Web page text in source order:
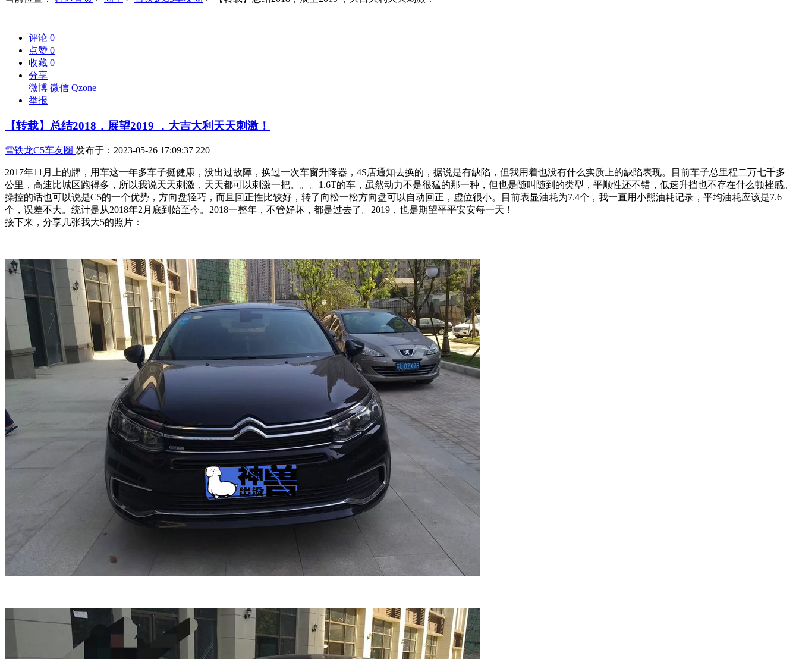
评论 0
点赞 0
收藏 0
分享
微博 微信 Qzone
举报
【转载】总结2018，展望2019 ，大吉大利天天刺激！
雪铁龙C5车友圈 发布于：2023-05-26 17:09:37 220
2017年11月上的牌，用车这一年多车子挺健康，没出过故障，换过一次车窗升降器，4S店通知去换的，据说是有缺陷，但我用着也没有什么实质上的缺陷表现。目前车子总里程二万七千多
公里，高速比城区跑得多，所以我说天天刺激，天天都可以刺激一把。。。1.6T的车，虽然动力不是很猛的那一种，但也是随叫随到的类型，平顺性还不错，低速升挡也不存在什么顿挫感。
操控的话也可以说是C5的一个优势，方向盘轻巧，而且回正性比较好，转了向松一松方向盘可以自动回正，虚位很小。目前表显油耗为7.4个，我一直用小熊油耗记录，平均油耗应该是7.6
个，误差不大。统计是从2018年2月底到始至今。2018一整年，不管好坏，都是过去了。2019，也是期望平平安安每一天！
接下来，分享几张我大5的照片：